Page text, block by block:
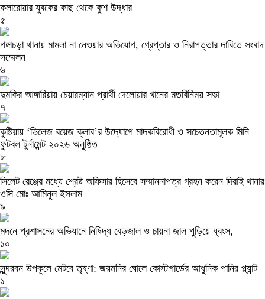
কলারোয়ার যুবকের কাছ থেকে কুশ উদ্ধার
৫
গঙ্গাচড়া থানায় মামলা না নেওয়ার অভিযোগ, গ্রেপ্তার ও নিরাপত্তার দাবিতে সংবাদ
সম্মেলন
৬
দুমকির আঙ্গারিয়ায় চেয়ারম্যান প্রার্থী দেলোয়ার খানের মতবিনিময় সভা
৭
কুষ্টিয়ায় ‘ভিলেজ বয়েজ ক্লাব’র উদ্যোগে মাদকবিরোধী ও সচেতনতামূলক মিনি
ফুটবল টুর্নামেন্ট ২০২৬ অনুষ্ঠিত
৮
সিলেট রেঞ্জের মধ্যে শ্রেষ্ট অফিসার হিসেবে সম্মাননাপত্র গ্রহন করেন দিরাই থানার
ওসি মোঃ আমিনুল ইসলাম
৯
মদনে প্রশাসনের অভিযানে নিষিদ্ধ বেড়জাল ও চায়না জাল পুড়িয়ে ধ্বংস,
১০
সুন্দরবন উপকূলে মেটবে তৃষ্ণা: জয়মনির ঘোলে কোস্টগার্ডের আধুনিক পানির প্ল্যান্ট
১